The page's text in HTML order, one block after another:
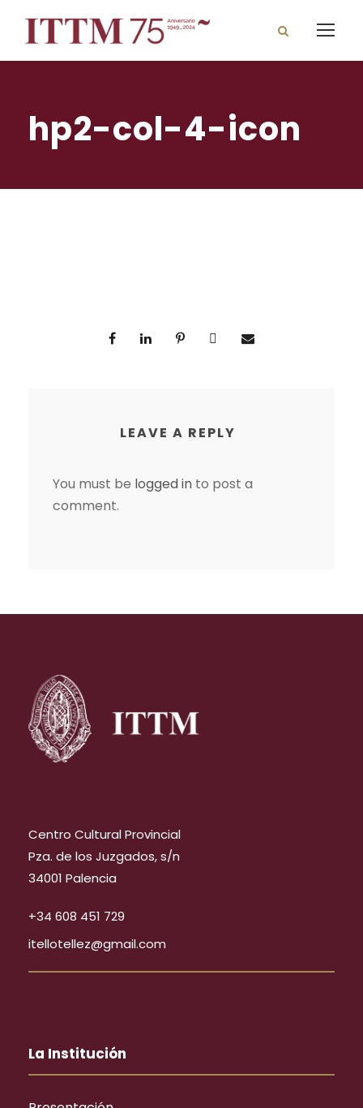
hp2-col-4-icon
LEAVE A REPLY
You must be logged in to post a
comment.
Centro Cultural Provincial
Pza. de los Juzgados, s/n
34001 Palencia
+34 608 451 729
itellotellez@gmail.com
La Institución